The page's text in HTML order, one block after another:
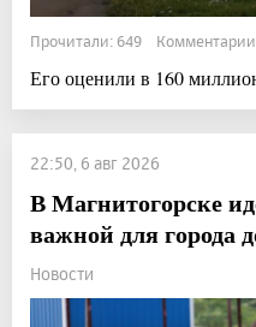
Прочитали: 649
Его оценили в 160
22:50, 6 авг 2026
В Магнитогорске
важной для города
Новости